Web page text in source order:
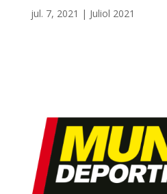
jul. 7, 2021 | Juliol 2021